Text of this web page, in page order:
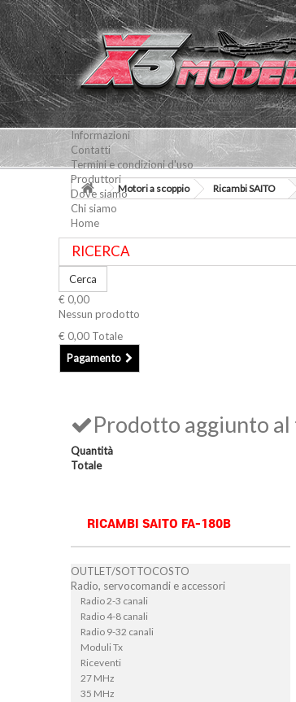
Informazioni
Contatti
Termini e condizioni d'uso
Produttori
Dove siamo
Chi siamo
Home
Cerca
€ 0,00
Nessun prodotto
€ 0,00 Totale
Pagamento
Prodotto aggiunto
Quantità
Totale
Motori a scoppio Ricambi SAITO
RICAMBI SAITO FA-180B
OUTLET/SOTTOCOSTO
Radio, servocomandi e accessori
Radio 2-3 canali
Radio 4-8 canali
Radio 9-32 canali
Moduli Tx
Riceventi
27 MHz
35 MHz